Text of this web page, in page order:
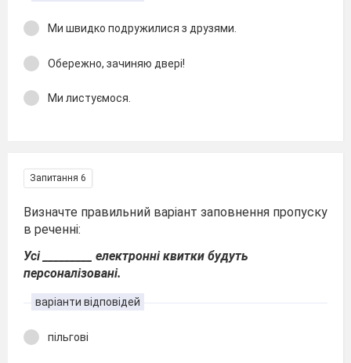
Ми швидко подружилися з друзями.
Обережно, зачиняю двері!
Ми листуємося.
Запитання 6
Визначте правильний варіант заповнення пропуску
в реченні:
Усі _________ електронні квитки будуть
персоналізовані.
варіанти відповідей
пільгові